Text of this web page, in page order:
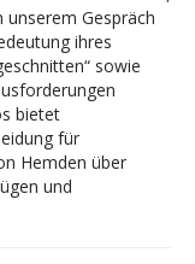
Gespräch
ihres
sowie
bietet
für
Hemden über
und